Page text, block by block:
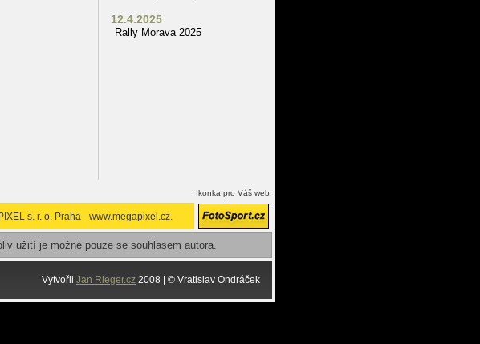
12.4.2025
Rally Morava 2025
Ikonka pro Váš web:
s. r. o. Praha - www.megapixel.cz.
užití je možné pouze se souhlasem autora.
Vytvořil Jan Rieger.cz 2008 | © Vratislav Ondráček